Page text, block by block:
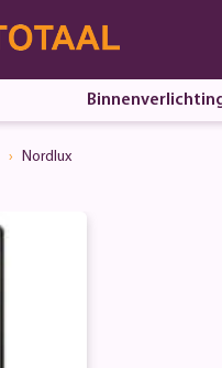
Nordlux